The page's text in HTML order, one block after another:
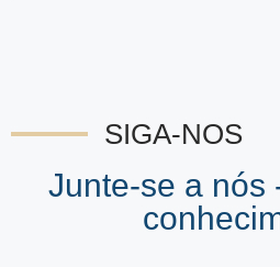
SIGA-NOS
Junte-se a nós